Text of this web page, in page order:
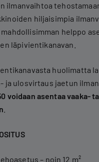
ilmanvaihtoa
hiljaisimpia
helppo
läpivientikanavan.
huolimatta
ja ulosvirtaus jaetun
voidaan asentaa vaaka-
– noin 12 m²